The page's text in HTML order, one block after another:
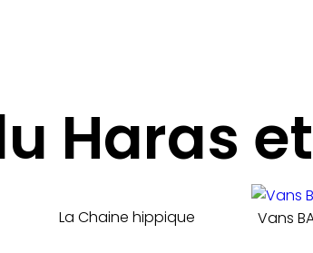
Haras
La Chaine hippique Vans